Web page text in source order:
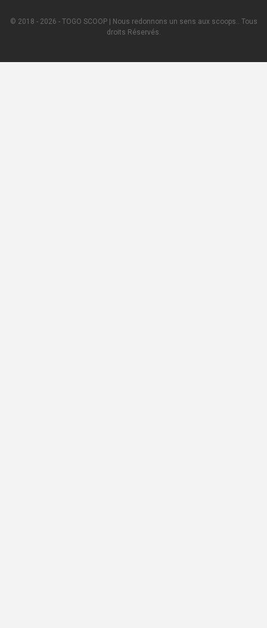
© 2018 - 2026 - TOGO SCOOP | Nous redonnons un sens aux scoops.. Tous
droits Réservés.